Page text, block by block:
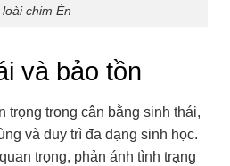
chim Én
và bảo tồn
trọng trong cân bằng sinh thái,
và duy trì đa dạng sinh học.
trọng, phản ánh tình trạng